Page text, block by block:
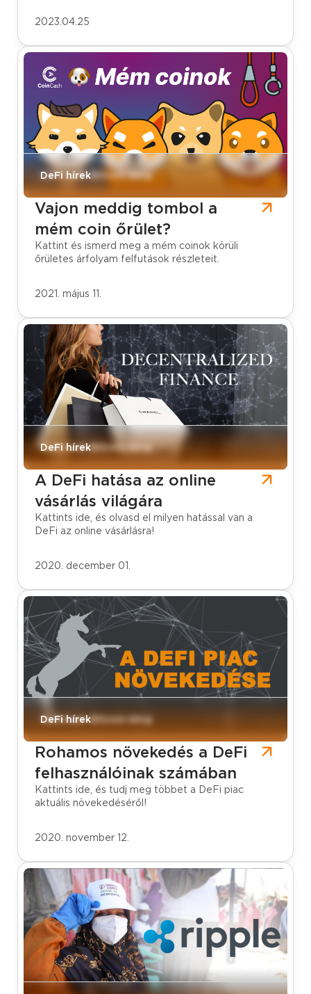
2023.04.25
CoinCash Bitcoin blog
DeFi hírek
Vajon meddig tombol a
mém coin őrület?
Kattint és ismerd meg a mém coinok körüli
őrületes árfolyam felfutások részleteit.
2021. május 11.
CoinCash Bitcoin blog
DeFi hírek
A DeFi hatása az online
vásárlás világára
Kattints ide, és olvasd el milyen hatással van a
DeFi az online vásárlásra!
2020. december 01.
CoinCash Bitcoin blog
DeFi hírek
Rohamos növekedés a DeFi
felhasználóinak számában
Kattints ide, és tudj meg többet a DeFi piac
aktuális növekedéséről!
2020. november 12.